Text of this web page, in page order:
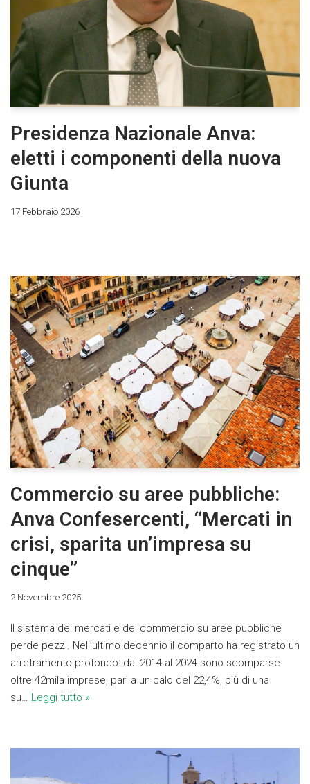
Presidenza Nazionale Anva:
eletti i componenti della nuova
Giunta
17 Febbraio 2026
Commercio su aree pubbliche:
Anva Confesercenti, “Mercati in
crisi, sparita un’impresa su
cinque”
2 Novembre 2025
Il sistema dei mercati e del commercio su aree pubbliche
perde pezzi. Nell’ultimo decennio il comparto ha registrato un
arretramento profondo: dal 2014 al 2024 sono scomparse
oltre 42mila imprese, pari a un calo del 22,4%, più di una
su… Leggi tutto »